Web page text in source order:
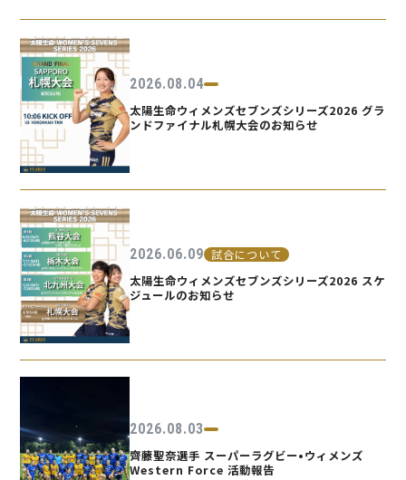
2026.08.04
太陽生命ウィメンズセブンズシリーズ2026 グラ
ンドファイナル札幌大会のお知らせ
2026.06.09 試合について
太陽生命ウィメンズセブンズシリーズ2026 スケ
ジュールのお知らせ
2026.08.03
齊藤聖奈選手 スーパーラグビー•ウィメンズ
Western Force 活動報告